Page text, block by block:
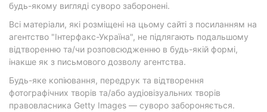
будь-якому вигляді суворо заборонені.
Всі матеріали, які розміщені на цьому сайті з посиланням на
агентство "Інтерфакс-Україна", не підлягають подальшому
відтворенню та/чи розповсюдженню в будь-якій формі,
інакше як з письмового дозволу агентства.
Будь-яке копіювання, передрук та відтворення
фотографічних творів та/або аудіовізуальних творів
правовласника Getty Images — суворо забороняється.